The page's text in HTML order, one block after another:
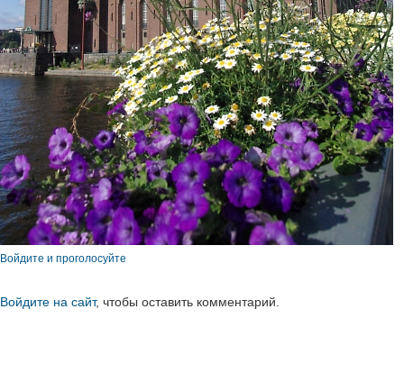
Войдите и проголосуйте
Войдите на сайт, чтобы оставить комментарий.